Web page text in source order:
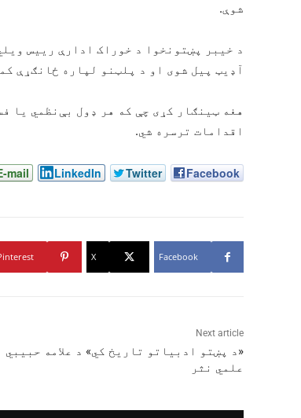
شوې.
د خیبر پښتونخوا د خوراک ادارې رییس
آډیټ پیل شوی او د پلټنو لپاره ځانګړې
هغه ټینګار کړی چې که هر ډول بې‌نظمي یا
اقدامات ترسره شي.
Facebook
Twitter
LinkedIn
mail
Facebook
X
Next article
«د پښتو ادبياتو تاريخ کي» د علامه حبيبي
علمي نثر